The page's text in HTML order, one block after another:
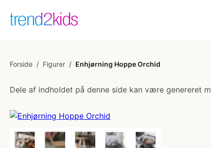
Forside / Figurer / Enhjørning Hoppe Orchid
Dele af indholdet på denne side kan være genereret